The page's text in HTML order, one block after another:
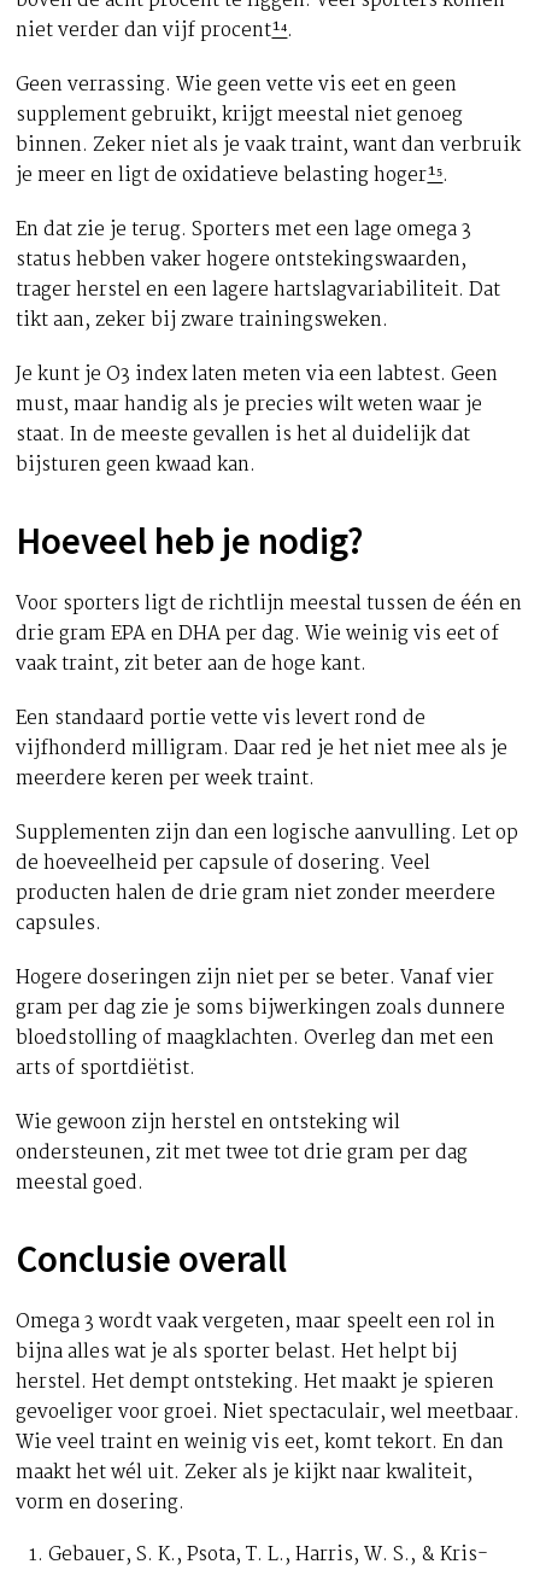
niet verder dan vijf procent¹⁴.
Geen verrassing. Wie geen vette vis eet en geen
supplement gebruikt, krijgt meestal niet genoeg
binnen. Zeker niet als je vaak traint, want dan verbruik
je meer en ligt de oxidatieve belasting hoger¹⁵.
En dat zie je terug. Sporters met een lage omega 3
status hebben vaker hogere ontstekingswaarden,
trager herstel en een lagere hartslagvariabiliteit. Dat
tikt aan, zeker bij zware trainingsweken.
Je kunt je O3 index laten meten via een labtest. Geen
must, maar handig als je precies wilt weten waar je
staat. In de meeste gevallen is het al duidelijk dat
bijsturen geen kwaad kan.
Hoeveel heb je nodig?
Voor sporters ligt de richtlijn meestal tussen de één en
drie gram EPA en DHA per dag. Wie weinig vis eet of
vaak traint, zit beter aan de hoge kant.
Een standaard portie vette vis levert rond de
vijfhonderd milligram. Daar red je het niet mee als je
meerdere keren per week traint.
Supplementen zijn dan een logische aanvulling. Let op
de hoeveelheid per capsule of dosering. Veel
producten halen de drie gram niet zonder meerdere
capsules.
Hogere doseringen zijn niet per se beter. Vanaf vier
gram per dag zie je soms bijwerkingen zoals dunnere
bloedstolling of maagklachten. Overleg dan met een
arts of sportdiëtist.
Wie gewoon zijn herstel en ontsteking wil
ondersteunen, zit met twee tot drie gram per dag
meestal goed.
Conclusie overall
Omega 3 wordt vaak vergeten, maar speelt een rol in
bijna alles wat je als sporter belast. Het helpt bij
herstel. Het dempt ontsteking. Het maakt je spieren
gevoeliger voor groei. Niet spectaculair, wel meetbaar.
Wie veel traint en weinig vis eet, komt tekort. En dan
maakt het wél uit. Zeker als je kijkt naar kwaliteit,
vorm en dosering.
Gebauer, S. K., Psota, T. L., Harris, W. S., & Kris-